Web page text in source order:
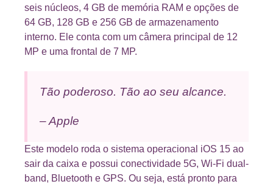
seis núcleos, 4 GB de memória RAM e opções de
64 GB, 128 GB e 256 GB de armazenamento
interno. Ele conta com um câmera principal de 12
MP e uma frontal de 7 MP.
Tão poderoso. Tão ao seu alcance.
– Apple
Este modelo roda o sistema operacional iOS 15 ao
sair da caixa e possui conectividade 5G, Wi-Fi dual-
band, Bluetooth e GPS. Ou seja, está pronto para